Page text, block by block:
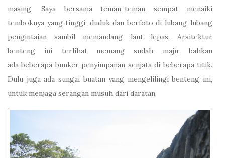
masing. Saya bersama teman-teman sempat menaiki
temboknya yang tinggi, duduk dan berfoto di lubang-lubang
pengintaian sambil memandang laut lepas. Arsitektur
benteng ini terlihat memang sudah maju, bahkan
ada beberapa bunker penyimpanan senjata di beberapa titik.
Dulu juga ada sungai buatan yang mengelilingi benteng ini,
untuk menjaga serangan musuh dari daratan.